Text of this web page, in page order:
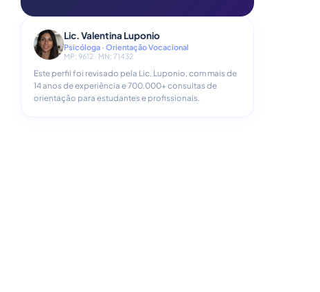
Lic. Valentina Luponio
Psicóloga · Orientação Vocacional
MP: 9612 · MN: 71432
Este perfil foi revisado pela Lic. Luponio, com mais de
14 anos de experiência e 700.000+ consultas de
orientação para estudantes e profissionais.